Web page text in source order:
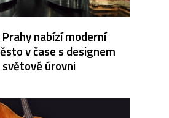
nabízí moderní
v čase s designem
světové úrovni